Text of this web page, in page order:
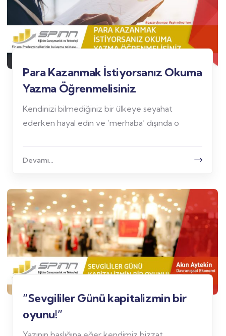
Para Kazanmak İstiyorsanız Okuma
Yazma Öğrenmelisiniz
Kendinizi bilmediğiniz bir ülkeye seyahat
ederken hayal edin ve ‘merhaba’ dışında o
Devamı...
“Sevgililer Günü kapitalizmin bir
oyunu!”